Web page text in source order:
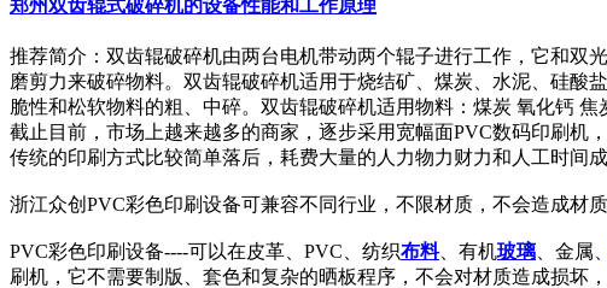
郑州双齿辊式破碎机的设备性能和工作原理
推荐简介：双齿辊破碎机由两台电机带动两个辊子进行工作，它和双
磨剪力来破碎物料。双齿辊破碎机适用于烧结矿、煤炭、水泥、硅
脆性和松软物料的粗、中碎。双齿辊破碎机适用物料：煤炭 氧化钙 焦
截止目前，市场上越来越多的商家，逐步采用宽幅面PVC数码印刷机
传统的印刷方式比较简单落后，耗费大量的人力物力财力和人工时间
浙江众创PVC彩色印刷设备可兼容不同行业，不限材质，不会造成材
PVC彩色印刷设备----可以在皮革、PVC、纺织布料、有机玻璃 、金属、
刷机，它不需要制版、套色和复杂的晒板程序，不会对材质造成损坏